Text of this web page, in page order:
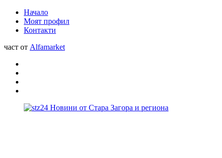
Начало
Моят профил
Контакти
част от Alfamarket